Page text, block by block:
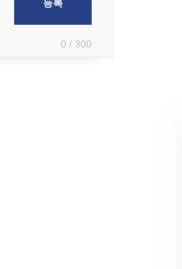
0 / 300